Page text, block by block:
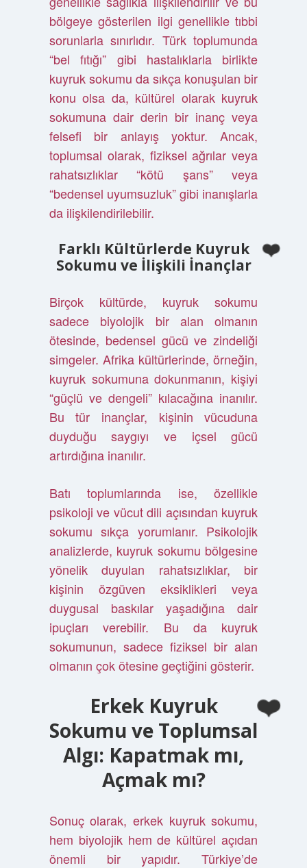
bölgeye gösterilen ilgi genellikle tıbbi
sorunlarla sınırlıdır. Türk toplumunda
“bel fıtığı” gibi hastalıklarla birlikte
kuyruk sokumu da sıkça konuşulan bir
konu olsa da, kültürel olarak kuyruk
sokumuna dair derin bir inanç veya
felsefi bir anlayış yoktur. Ancak,
toplumsal olarak, fiziksel ağrılar veya
rahatsızlıklar “kötü şans” veya
“bedensel uyumsuzluk” gibi inanışlarla
da ilişkilendirilebilir.
Farklı Kültürlerde Kuyruk
Sokumu ve İlişkili İnançlar
Birçok kültürde, kuyruk sokumu
sadece biyolojik bir alan olmanın
ötesinde, bedensel gücü ve zindeliği
simgeler. Afrika kültürlerinde, örneğin,
kuyruk sokumuna dokunmanın, kişiyi
“güçlü ve dengeli” kılacağına inanılır.
Bu tür inançlar, kişinin vücuduna
duyduğu saygıyı ve içsel gücü
artırdığına inanılır.
Batı toplumlarında ise, özellikle
psikoloji ve vücut dili açısından kuyruk
sokumu sıkça yorumlanır. Psikolojik
analizlerde, kuyruk sokumu bölgesine
yönelik duyulan rahatsızlıklar, bir
kişinin özgüven eksiklikleri veya
duygusal baskılar yaşadığına dair
ipuçları verebilir. Bu da kuyruk
sokumunun, sadece fiziksel bir alan
olmanın çok ötesine geçtiğini gösterir.
Erkek Kuyruk
Sokumu ve Toplumsal
Algı: Kapatmak mı,
Açmak mı?
Sonuç olarak, erkek kuyruk sokumu,
hem biyolojik hem de kültürel açıdan
önemli bir yapıdır. Türkiye’de